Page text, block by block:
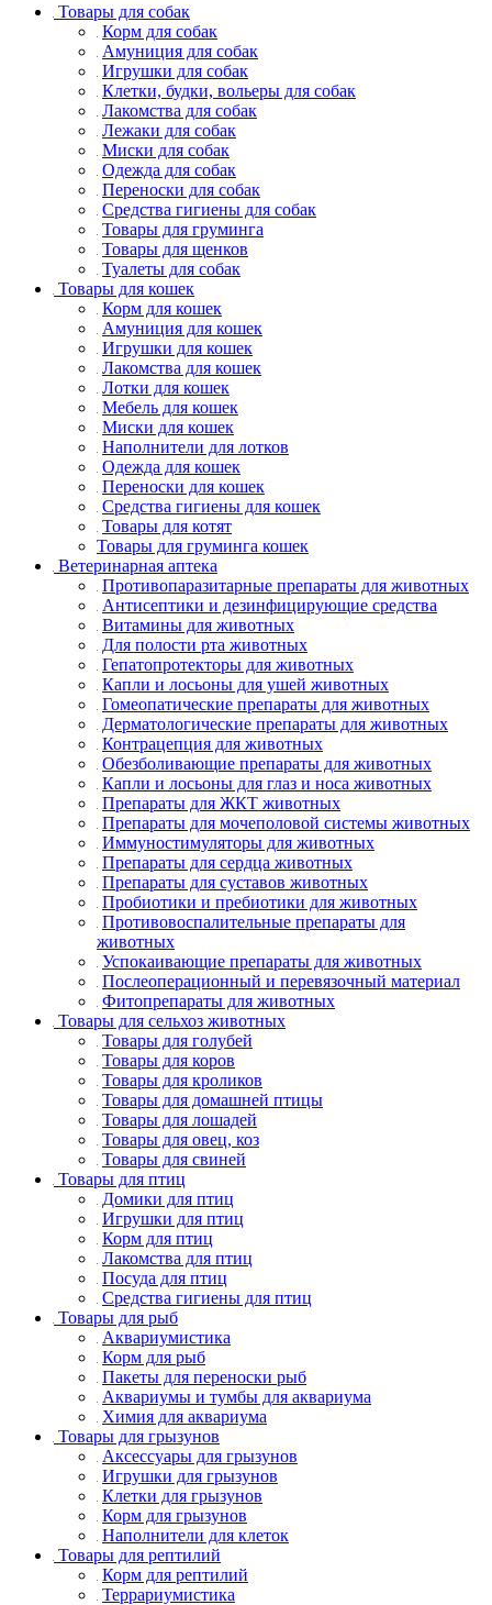
Товары для собак
Корм для собак
Амуниция для собак
Игрушки для собак
Клетки, будки, вольеры для собак
Лакомства для собак
Лежаки для собак
Миски для собак
Одежда для собак
Переноски для собак
Средства гигиены для собак
Товары для груминга
Товары для щенков
Туалеты для собак
Товары для кошек
Корм для кошек
Амуниция для кошек
Игрушки для кошек
Лакомства для кошек
Лотки для кошек
Мебель для кошек
Миски для кошек
Наполнители для лотков
Одежда для кошек
Переноски для кошек
Средства гигиены для кошек
Товары для котят
Товары для груминга кошек
Ветеринарная аптека
Противопаразитарные препараты для животных
Антисептики и дезинфицирующие средства
Витамины для животных
Для полости рта животных
Гепатопротекторы для животных
Капли и лосьоны для ушей животных
Гомеопатические препараты для животных
Дерматологические препараты для животных
Контрацепция для животных
Обезболивающие препараты для животных
Капли и лосьоны для глаз и носа животных
Препараты для ЖКТ животных
Препараты для мочеполовой системы животных
Иммуностимуляторы для животных
Препараты для сердца животных
Препараты для суставов животных
Пробиотики и пребиотики для животных
Противовоспалительные препараты для
животных
Успокаивающие препараты для животных
Послеоперационный и перевязочный материал
Фитопрепараты для животных
Товары для сельхоз животных
Товары для голубей
Товары для коров
Товары для кроликов
Товары для домашней птицы
Товары для лошадей
Товары для овец, коз
Товары для свиней
Товары для птиц
Домики для птиц
Игрушки для птиц
Корм для птиц
Лакомства для птиц
Посуда для птиц
Средства гигиены для птиц
Товары для рыб
Аквариумистика
Корм для рыб
Пакеты для переноски рыб
Аквариумы и тумбы для аквариума
Химия для аквариума
Товары для грызунов
Аксессуары для грызунов
Игрушки для грызунов
Клетки для грызунов
Корм для грызунов
Наполнители для клеток
Товары для рептилий
Корм для рептилий
Террариумистика